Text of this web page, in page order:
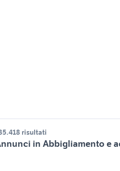
risultati
in Abbigliamento e